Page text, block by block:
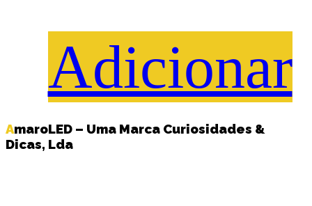
Adicionar
AmaroLED – Uma Marca Curiosidades &
Dicas, Lda